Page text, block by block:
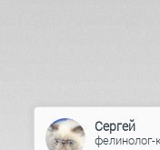
Сергей
фелинолог-